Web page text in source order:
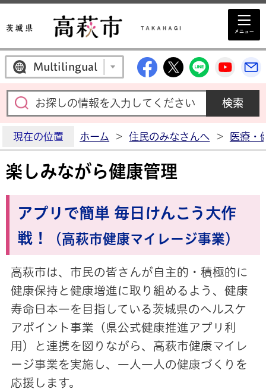
Multilingual 高萩市公式
高萩市公式X
高萩市
高
現在の位置 ホーム > 住民のみなさんへ > 医療・
楽しみながら健康管理
アプリで簡単 毎日けんこう大作
戦！
（高萩市健康マイレージ事業）
高萩市は、市民の皆さんが自主的・積極的に
健康保持と健康増進に取り組めるよう、健康
寿命日本一を目指している茨城県のヘルスケ
アポイント事業（県公式健康推進アプリ利
用）と連携を図りながら、高萩市健康マイレ
ージ事業を実施し、一人一人の健康づくりを
応援します。